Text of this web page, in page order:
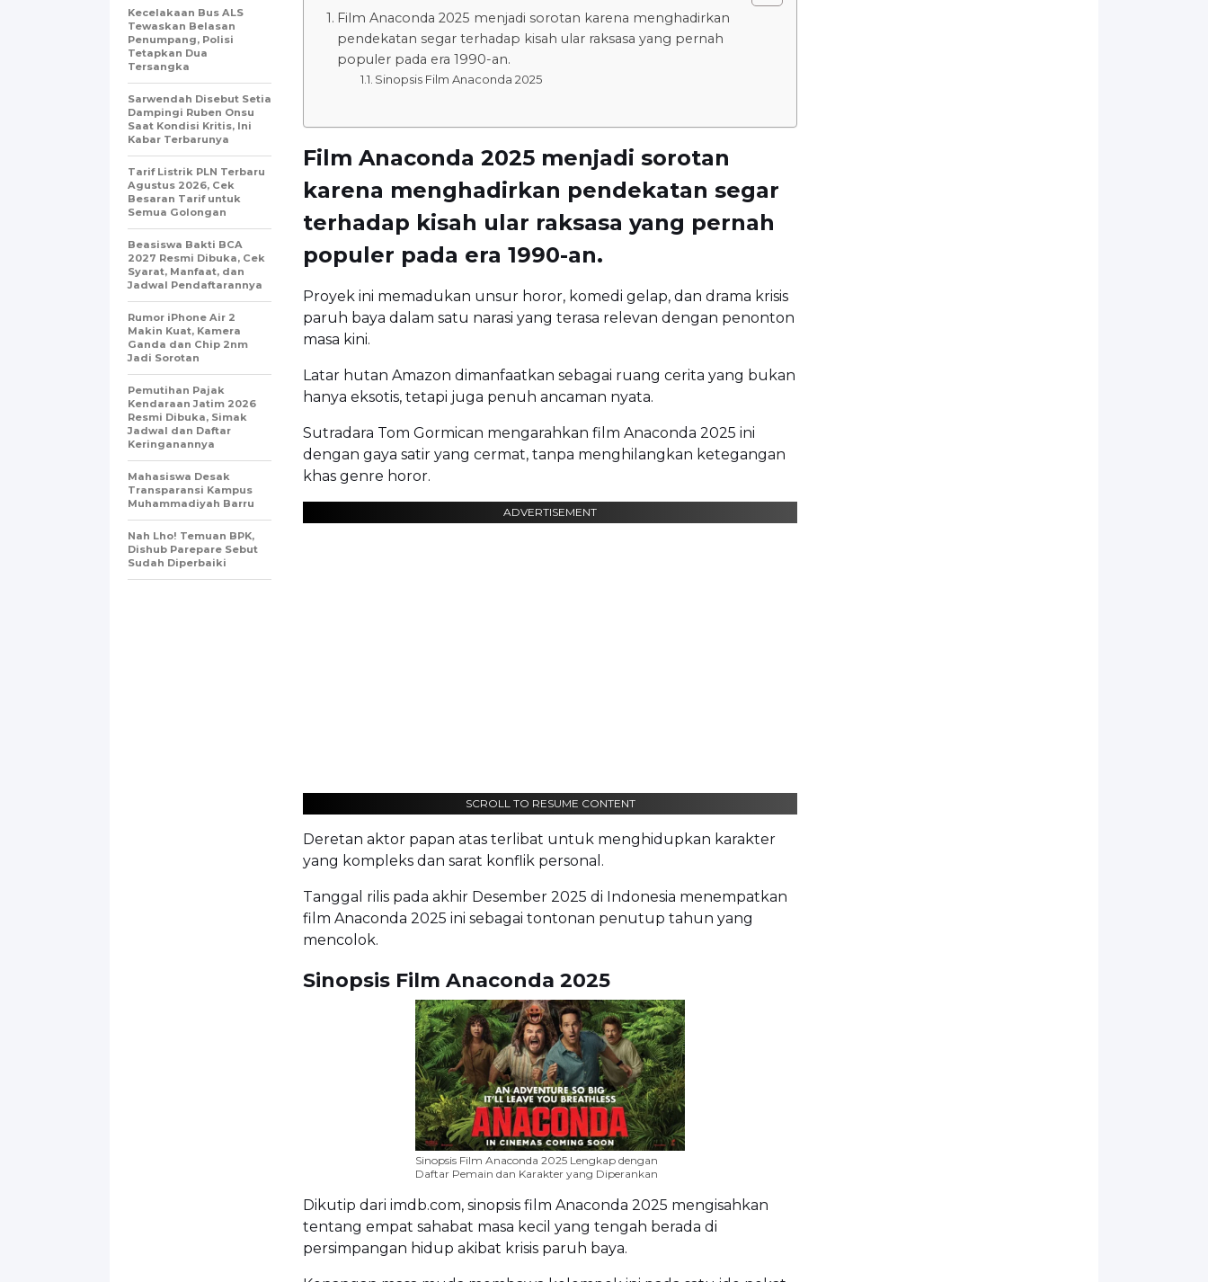
Film Anaconda 2025 menjadi sorotan karena menghadirkan
pendekatan segar terhadap kisah ular raksasa yang pernah
populer pada era 1990-an.
Sinopsis Film Anaconda 2025
Film Anaconda 2025 menjadi sorotan
karena menghadirkan pendekatan segar
terhadap kisah ular raksasa yang pernah
populer pada era 1990-an.
Proyek ini memadukan unsur horor, komedi gelap, dan drama krisis
paruh baya dalam satu narasi yang terasa relevan dengan penonton
masa kini.
Latar hutan Amazon dimanfaatkan sebagai ruang cerita yang bukan
hanya eksotis, tetapi juga penuh ancaman nyata.
Sutradara Tom Gormican mengarahkan film Anaconda 2025 ini
dengan gaya satir yang cermat, tanpa menghilangkan ketegangan
khas genre horor.
ADVERTISEMENT
SCROLL TO RESUME CONTENT
Deretan aktor papan atas terlibat untuk menghidupkan karakter
yang kompleks dan sarat konflik personal.
Tanggal rilis pada akhir Desember 2025 di Indonesia menempatkan
film Anaconda 2025 ini sebagai tontonan penutup tahun yang
mencolok.
Sinopsis Film Anaconda 2025
Sinopsis Film Anaconda 2025 Lengkap dengan
Daftar Pemain dan Karakter yang Diperankan
Dikutip dari imdb.com, sinopsis film Anaconda 2025 mengisahkan
tentang empat sahabat masa kecil yang tengah berada di
persimpangan hidup akibat krisis paruh baya.
Kecelakaan Bus ALS
Tewaskan Belasan
Penumpang, Polisi
Tetapkan Dua
Tersangka
Sarwendah Disebut Setia
Dampingi Ruben Onsu
Saat Kondisi Kritis, Ini
Kabar Terbarunya
Tarif Listrik PLN Terbaru
Agustus 2026, Cek
Besaran Tarif untuk
Semua Golongan
Beasiswa Bakti BCA
2027 Resmi Dibuka, Cek
Syarat, Manfaat, dan
Jadwal Pendaftarannya
Rumor iPhone Air 2
Makin Kuat, Kamera
Ganda dan Chip 2nm
Jadi Sorotan
Pemutihan Pajak
Kendaraan Jatim 2026
Resmi Dibuka, Simak
Jadwal dan Daftar
Keringanannya
Mahasiswa Desak
Transparansi Kampus
Muhammadiyah Barru
Nah Lho! Temuan BPK,
Dishub Parepare Sebut
Sudah Diperbaiki